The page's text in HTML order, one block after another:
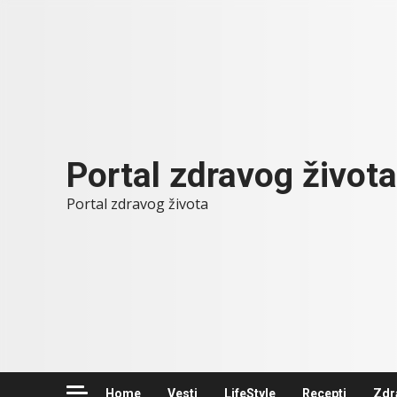
Portal zdravog života
Portal zdravog života
Home Vesti LifeStyle Recepti